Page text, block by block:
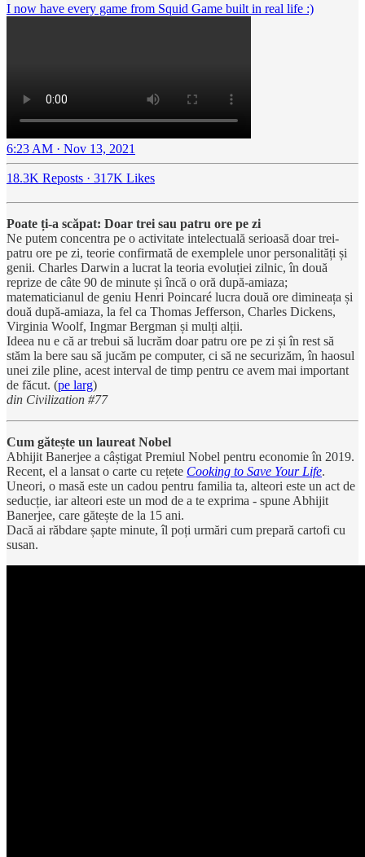
I now have every game from Squid Game built in real life :)
6:23 AM · Nov 13, 2021
18.3K Reposts · 317K Likes
Poate ți-a scăpat: Doar trei sau patru ore pe zi
Ne putem concentra pe o activitate intelectuală serioasă doar trei-
patru ore pe zi, teorie confirmată de exemplele unor personalități și
genii. Charles Darwin a lucrat la teoria evoluției zilnic, în două
reprize de câte 90 de minute și încă o oră după-amiaza;
matematicianul de geniu Henri Poincaré lucra două ore dimineața și
două după-amiaza, la fel ca Thomas Jefferson, Charles Dickens,
Virginia Woolf, Ingmar Bergman și mulți alții.
Ideea nu e că ar trebui să lucrăm doar patru ore pe zi și în rest să
stăm la bere sau să jucăm pe computer, ci să ne securizăm, în haosul
unei zile pline, acest interval de timp pentru ce avem mai important
de făcut. (pe larg)
din Civilization #77
Cum gătește un laureat Nobel
Abhijit Banerjee a câștigat Premiul Nobel pentru economie în 2019.
Recent, el a lansat o carte cu rețete Cooking to Save Your Life.
Uneori, o masă este un cadou pentru familia ta, alteori este un act de
seducție, iar alteori este un mod de a te exprima - spune Abhijit
Banerjee, care gătește de la 15 ani.
Dacă ai răbdare șapte minute, îl poți urmări cum prepară cartofi cu
susan.